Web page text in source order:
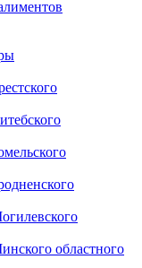
областного